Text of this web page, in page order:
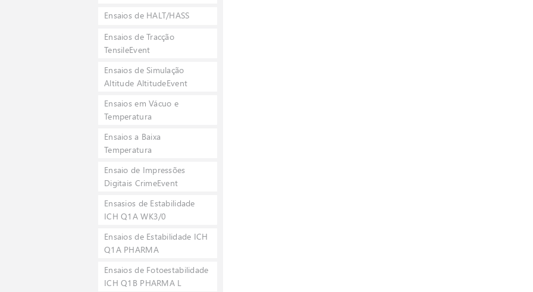
Ensaios de HALT/HASS
Ensaios de Tracção
TensileEvent
Ensaios de Simulação
Altitude AltitudeEvent
Ensaios em Vácuo e
Temperatura
Ensaios a Baixa
Temperatura
Ensaio de Impressões
Digitais CrimeEvent
Ensasios de Estabilidade
ICH Q1A WK3/0
Ensaios de Estabilidade ICH
Q1A PHARMA
Ensaios de Fotoestabilidade
ICH Q1B PHARMA L